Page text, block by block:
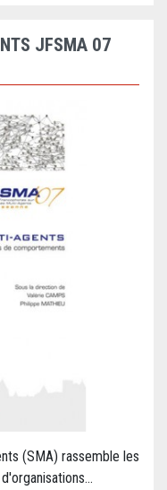
JFSMA 07
(SMA) rassemble les